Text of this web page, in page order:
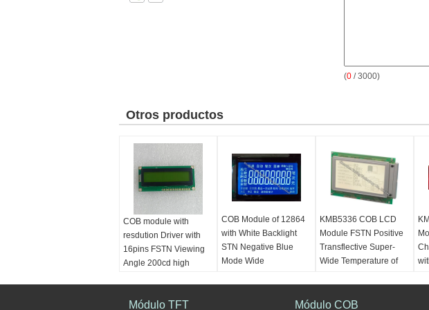
(0 / 3000)
Otros productos
COB module with
resdution Driver with
16pins FSTN Viewing
Angle 200cd high
COB Module of 12864
with White Backlight
STN Negative Blue
Mode Wide
KMB5336 COB LCD
Module FSTN Positive
Transflective Super-
Wide Temperature of
Módulo TFT Módulo COB